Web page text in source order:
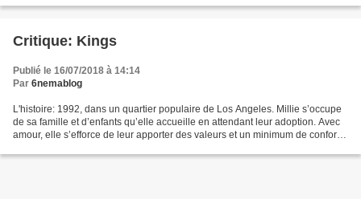
Critique: Kings
Publié le 16/07/2018 à 14:14
Par 6nemablog
L'histoire: 1992, dans un quartier populaire de Los Angeles. Millie s’occupe
de sa famille et d’enfants qu’elle accueille en attendant leur adoption. Avec
amour, elle s’efforce de leur apporter des valeurs et un minimum de confort